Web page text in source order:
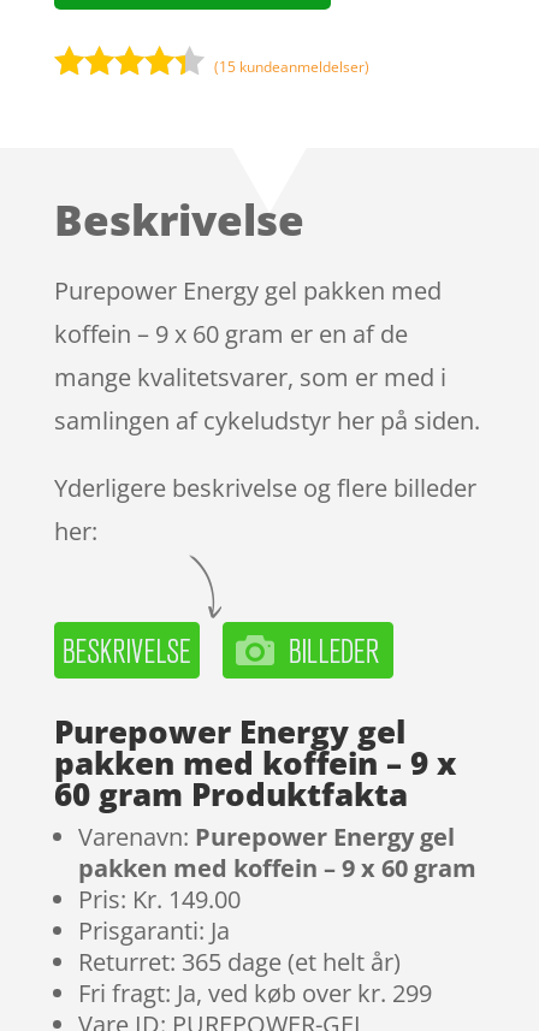
på
mmelser
(15 kundeanmeldelser)
Beskrivelse
Purepower Energy gel pakken med
koffein – 9 x 60 gram er en af de
mange kvalitetsvarer, som er med i
samlingen af cykeludstyr her på siden.
Yderligere beskrivelse og flere billeder
her:
Purepower Energy gel
pakken med koffein – 9 x
60 gram Produktfakta
Varenavn: Purepower Energy gel
pakken med koffein – 9 x 60 gram
Pris: Kr. 149.00
Prisgaranti: Ja
Returret: 365 dage (et helt år)
Fri fragt: Ja, ved køb over kr. 299
Vare ID: PUREPOWER-GEL